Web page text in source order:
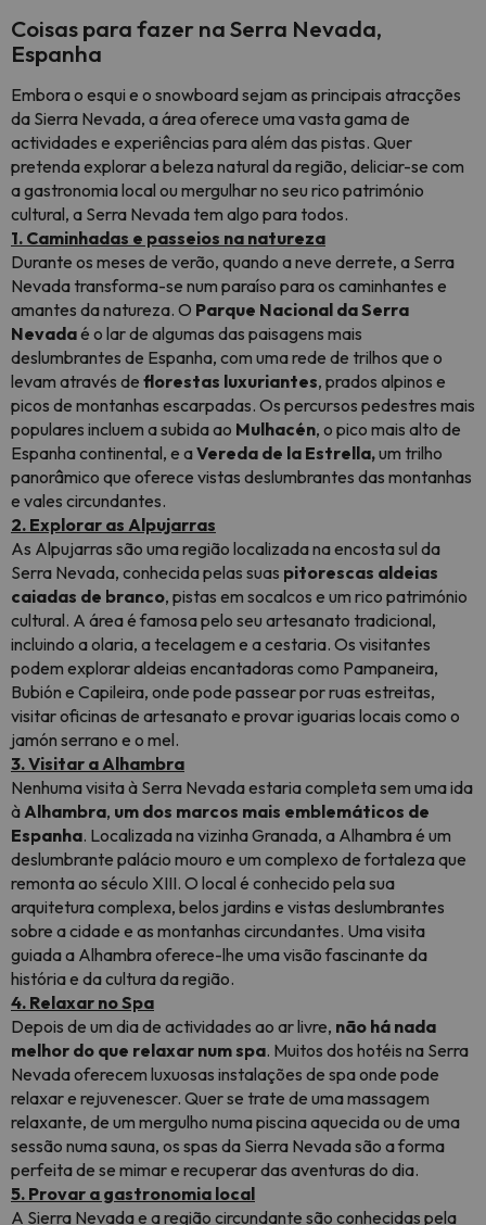
Coisas para fazer na Serra Nevada,
Espanha
Embora o esqui e o snowboard sejam as principais atracções
da Sierra Nevada, a área oferece uma vasta gama de
actividades e experiências para além das pistas. Quer
pretenda explorar a beleza natural da região, deliciar-se com
a gastronomia local ou mergulhar no seu rico património
cultural, a Serra Nevada tem algo para todos.
1. Caminhadas e passeios na natureza
Durante os meses de verão, quando a neve derrete, a Serra
Nevada transforma-se num paraíso para os caminhantes e
amantes da natureza. O Parque Nacional da Serra
Nevadaé o lar de algumas das paisagens mais
deslumbrantes de Espanha, com uma rede de trilhos que o
levam através de florestas luxuriantes, prados alpinos e
picos de montanhas escarpadas. Os percursos pedestres mais
populares incluem a subida ao Mulhacén, o pico mais alto de
Espanha continental, e aVereda de la Estrella,um trilho
panorâmico que oferece vistas deslumbrantes das montanhas
e vales circundantes.
2. Explorar as Alpujarras
As Alpujarras são uma região localizada na encosta sul da
Serra Nevada, conhecida pelas suas pitorescas aldeias
caiadas de branco, pistas em socalcos e um rico património
cultural. A área é famosa pelo seu artesanato tradicional,
incluindo a olaria, a tecelagem e a cestaria. Os visitantes
podem explorar aldeias encantadoras como Pampaneira,
Bubión e Capileira, onde pode passear por ruas estreitas,
visitar oficinas de artesanato e provar iguarias locais como o
jamón serrano e o mel.
3. Visitar a Alhambra
Nenhuma visita à Serra Nevada estaria completa sem uma ida
à Alhambra, um dos marcos mais emblemáticos de
Espanha. Localizada na vizinha Granada, a Alhambra é um
deslumbrante palácio mouro e um complexo de fortaleza que
remonta ao século XIII. O local é conhecido pela sua
arquitetura complexa, belos jardins e vistas deslumbrantes
sobre a cidade e as montanhas circundantes. Uma visita
guiada a Alhambra oferece-lhe uma visão fascinante da
história e da cultura da região.
4. Relaxar no Spa
Depois de um dia de actividades ao ar livre, não há nada
melhor do que relaxar num spa. Muitos dos hotéis na Serra
Nevada oferecem luxuosas instalações de spa onde pode
relaxar e rejuvenescer. Quer se trate de uma massagem
relaxante, de um mergulho numa piscina aquecida ou de uma
sessão numa sauna, os spas da Sierra Nevada são a forma
perfeita de se mimar e recuperar das aventuras do dia.
5. Provar a gastronomia local
A Sierra Nevada e a região circundante são conhecidas pela